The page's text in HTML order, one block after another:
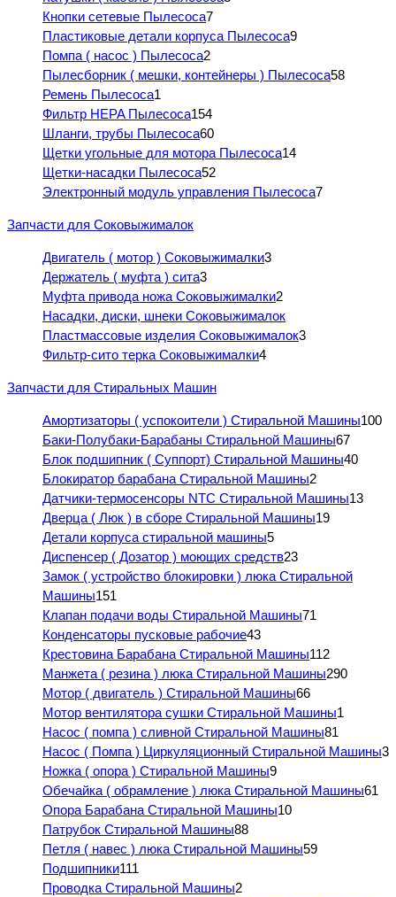
Кнопки сетевые Пылесоса7
Пластиковые детали корпуса Пылесоса9
Помпа ( насос ) Пылесоса2
Пылесборник ( мешки, контейнеры ) Пылесоса58
Ремень Пылесоса1
Фильтр HEPA Пылесоса154
Шланги, трубы Пылесоса60
Щетки угольные для мотора Пылесоса14
Щетки-насадки Пылесоса52
Электронный модуль управления Пылесоса7
Запчасти для Соковыжималок
Двигатель ( мотор ) Соковыжималки3
Держатель ( муфта ) сита3
Муфта привода ножа Соковыжималки2
Насадки, диски, шнеки Соковыжималок
Пластмассовые изделия Соковыжималок3
Фильтр-сито терка Соковыжималки4
Запчасти для Стиральных Машин
Амортизаторы ( успокоители ) Стиральной Машины100
Баки-Полубаки-Барабаны Стиральной Машины67
Блок подшипник ( Суппорт) Стиральной Машины40
Блокиратор барабана Стиральной Машины2
Датчики-термосенсоры NTC Стиральной Машины13
Дверца ( Люк ) в сборе Стиральной Машины19
Детали корпуса стиральной машины5
Диспенсер ( Дозатор ) моющих средств23
Замок ( устройство блокировки ) люка Стиральной
Машины151
Клапан подачи воды Стиральной Машины71
Конденсаторы пусковые рабочие43
Крестовина Барабана Стиральной Машины112
Манжета ( резина ) люка Стиральной Машины290
Мотор ( двигатель ) Стиральной Машины66
Мотор вентилятора сушки Стиральной Машины1
Насос ( помпа ) сливной Стиральной Машины81
Насос ( Помпа ) Циркуляционный Стиральной Машины3
Ножка ( опора ) Стиральной Машины9
Обечайка ( обрамление ) люка Стиральной Машины61
Опора Барабана Стиральной Машины10
Патрубок Стиральной Машины88
Петля ( навес ) люка Стиральной Машины59
Подшипники111
Проводка Стиральной Машины2